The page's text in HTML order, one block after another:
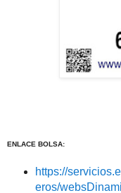
ENLACE BOLSA:
https://
eros/